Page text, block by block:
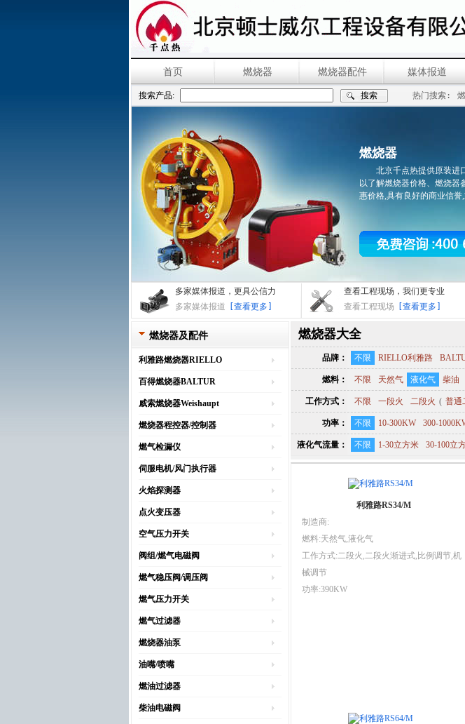
首页 燃烧器 燃烧器配件 媒体报道
搜索产品: 热门搜索:
燃烧器
北京千点热提供原装进
以了解燃烧器价格、燃烧器
惠价格,具有良好的商业信誉,
多家媒体报道，更具公信力
多家媒体报道
[查看更多]
查看工程现场，我们更专业
查看工程现场
[查看更多]
燃烧器及配件
利雅路燃烧器RIELLO
百得燃烧器BALTUR
威索燃烧器Weishaupt
燃烧器程控器/控制器
燃气检漏仪
伺服电机/风门执行器
火焰探测器
点火变压器
空气压力开关
阀组/燃气电磁阀
燃气稳压阀/调压阀
燃气压力开关
燃气过滤器
燃烧器油泵
油嘴/喷嘴
燃油过滤器
柴油电磁阀
燃烧器大全
品牌： 不限 RIELLO利雅路
燃料： 不限 天然气 液化气 柴油
工作方式： 不限 一段火 二段火 ( 普通
功率： 不限 10-300KW 300-
液化气流量： 不限 1-30立方米 30-100立
利雅路RS34/M
制造商:
燃料:天然气,液化气
工作方式:二段火,二段火渐进式,比例调节,机
械调节
功率:390KW